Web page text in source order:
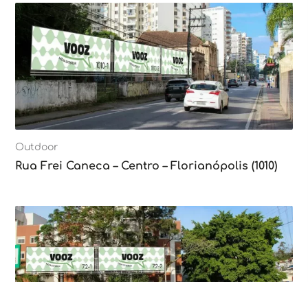
Outdoor
Rua Frei Caneca – Centro – Florianópolis (1010)